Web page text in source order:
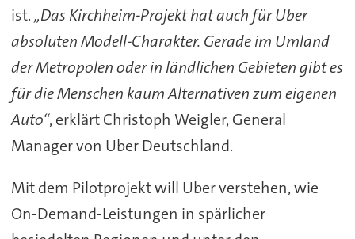
ist.„Das Kirchheim-Projekt hat auch für Uber
absoluten Modell-Charakter. Gerade im Umland
der Metropolen oder in ländlichen Gebieten gibt es
für die Menschen kaum Alternativen zum eigenen
Auto“, erklärt Christoph Weigler, General
Manager von Uber Deutschland.
Mit dem Pilotprojekt will Uber verstehen, wie
On-Demand-Leistungen in spärlicher